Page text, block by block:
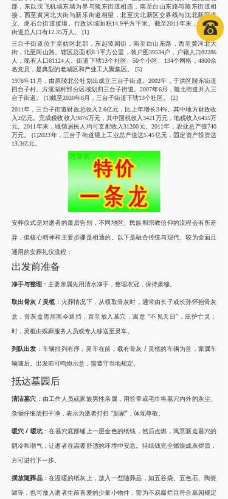
部，东以沈飞机场东墙为界与陵东街道相连，南至白山东路与陵东街道相
接，西至黄河北大街与新乐街道相望，北至沈北新区交界线与沈北新区道
义、虎石台街道接壤。行政区域面积14.9平方千米。截至2011年末，三台子
街道总人口有12.35万人。 [1]
三台子街道位于皇姑区北部，东起陵园街，南至白山东路，西至黄河北大
街，北至闾山路。辖区总面积8.1平方公里，装户图39534户，户籍人口82286
人，现有人口61124人。街道下辖13个社区、50个小区、134个网格，4800余
名党员，是典型的老城区和产业工人聚集区。 [5]
1978年11月，由原陵北公社划出成立三台子街道。2002年，于洪区陵东街道
四台子村、方溪湖村部分区域划归三台子街道。2007年6月，陵北街道并入三
台子街道。 [1]截至2020年6月，三台子街道下辖13个社区。 [2]
2011年，三台子街道财政总收入2.6亿元，比上年增长34%。其中地方财政收
入2亿元。完成税收收入9876万元，其中国税收入3421万元，地税收入6455万
元。2011年末，城镇居民人均可支配收入31200元。2011年，农业总产值740
万元。 [1]2023年，三台子街道规上工业总产值达5.45亿元，固定资产投资达
13.3亿元。
安葬仪式是对逝者的最后告别，不同地区、民族和宗教信仰的流程会有所差
异，但核心精神和主要步骤是相通的。以下是融合传统与现代、较为全面且
通用的安葬礼仪流程：
出发前准备
净手与整理：主要亲属先用清水净手，整理衣冠，保持肃穆。
取出骨灰 / 灵柩 ：火葬情况下，从领取骨灰时，通常由长子或长孙怀抱骨灰
盒，骨灰盒需用黑伞遮挡，直至放入墓穴，寓意 “不见天日”，庇护亡灵；
时，灵柩由殡葬服务人员或专人移送至灵车。
列队出发 ：车辆排列有序，灵车在前，载有骨灰 / 灵柩的车辆为首，家属车
辆随后。出发前可鸣炮示意，需遵守当地规定。
抵达墓园后
清洁墓穴 ：由工作人员或家族男性亲属，用笤帚或毛巾将墓穴内外的灰尘、
杂物仔细清扫干净，表示为逝者打扫 “新家”，体现尊敬。
暖穴 / 暖坑 ：在墓穴底部铺上一层金色的纸钱，然后点燃，寓意驱走墓穴的
阴冷和潮气，让逝者在温暖舒适的环境中安息。待纸钱完全燃烧成灰烬后，
方可进行下一步。
摆放随葬品：在温暖的纸灰上，放入一些随葬品，如五谷袋、五色石、陶瓷
罐等，也可放入逝者生前喜爱的少量小物件，需为不易腐烂且符合墓园规定